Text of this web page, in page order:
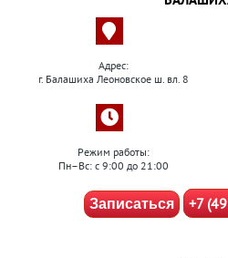
Адрес:
г. Балашиха Леоновское ш. вл. 8
Режим работы:
Пн–Вс: с 9:00 до 21:00
Записаться +7